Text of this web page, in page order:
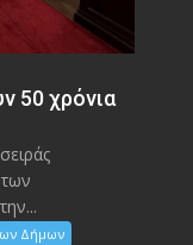
50 χρόνια
Δήμων